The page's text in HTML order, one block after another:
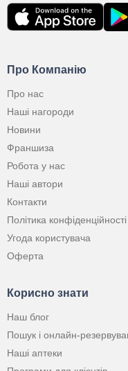
Про Компанію
Про нас
Наші нагороди
Новини
Франшиза
Робота у нас
Наші автори
Контакти
Політика конфіденційності
Угода користувача
Оферта
Корисно знати
Наш блог
Пошук і онлайн-
Наші аптеки